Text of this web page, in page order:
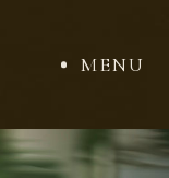
MENU